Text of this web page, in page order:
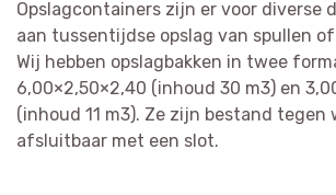
Opslagcontainers zijn er voor diverse
aan tussentijdse opslag van spullen
Wij hebben opslagbakken in twee
6,00×2,50×2,40 (inhoud 30 m3) en
(inhoud 11 m3). Ze zijn bestand tegen
afsluitbaar met een slot.